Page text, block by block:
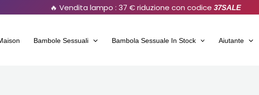
🔥 Vendita lampo : 37 € riduzione con codice 37SALE
Bambole Sessuali Bambola Sessuale In Stock Aiutante